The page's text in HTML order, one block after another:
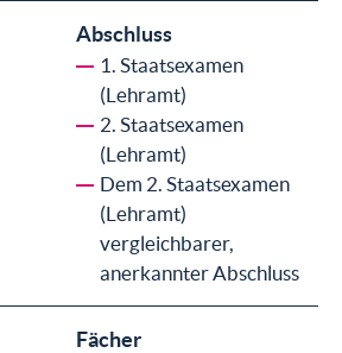
Abschluss
1. Staatsexamen
(Lehramt)
2. Staatsexamen
(Lehramt)
Dem 2. Staatsexamen
(Lehramt)
vergleichbarer,
anerkannter Abschluss
Fächer